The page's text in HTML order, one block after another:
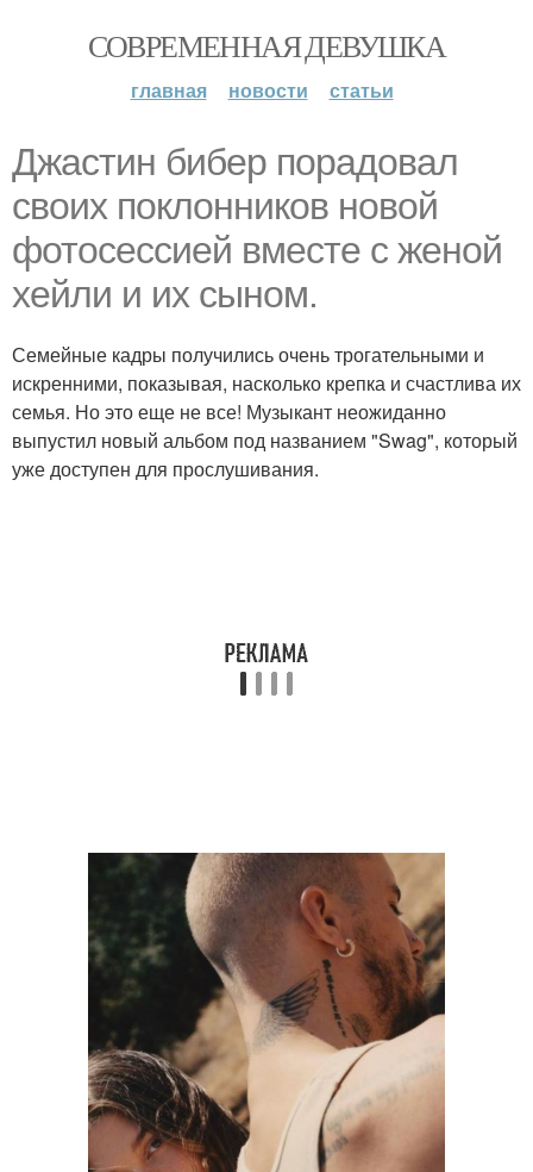
СОВРЕМЕННАЯ ДЕВУШКА
главная новости статьи
Джастин бибер порадовал
своих поклонников новой
фотосессией вместе с женой
хейли и их сыном.
Семейные кадры получились очень трогательными и
искренними, показывая, насколько крепка и счастлива их
семья. Но это еще не все! Музыкант неожиданно
выпустил новый альбом под названием "Swag", который
уже доступен для прослушивания.